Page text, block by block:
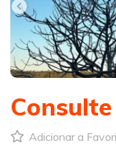
Consulte
Adicionar a